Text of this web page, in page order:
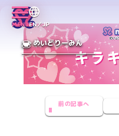
MENUEN／JP
めいどりーみん
前の記事へ